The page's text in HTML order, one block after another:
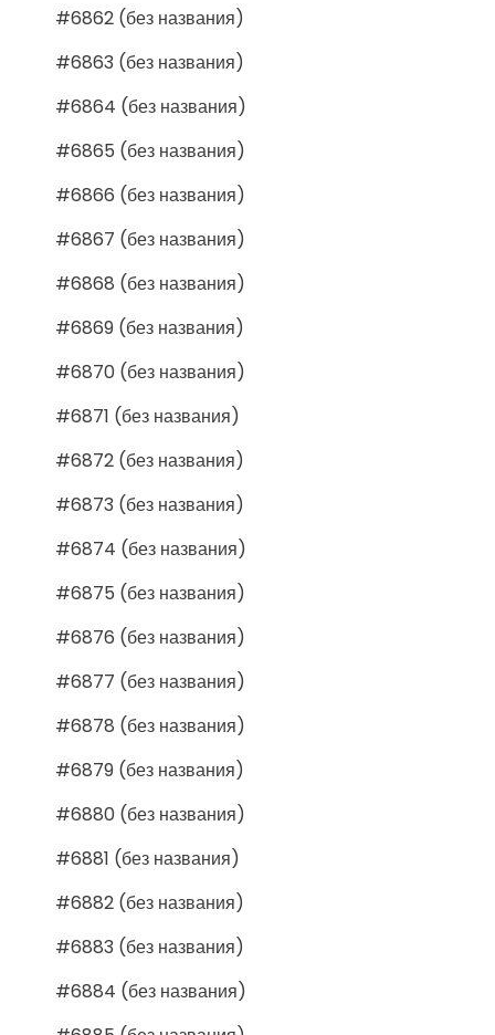
#6862 (без названия)
#6863 (без названия)
#6864 (без названия)
#6865 (без названия)
#6866 (без названия)
#6867 (без названия)
#6868 (без названия)
#6869 (без названия)
#6870 (без названия)
#6871 (без названия)
#6872 (без названия)
#6873 (без названия)
#6874 (без названия)
#6875 (без названия)
#6876 (без названия)
#6877 (без названия)
#6878 (без названия)
#6879 (без названия)
#6880 (без названия)
#6881 (без названия)
#6882 (без названия)
#6883 (без названия)
#6884 (без названия)